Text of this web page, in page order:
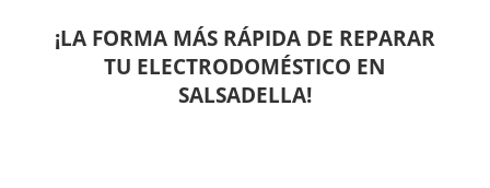
¡LA FORMA MÁS RÁPIDA DE REPARAR
TU ELECTRODOMÉSTICO EN
SALSADELLA!